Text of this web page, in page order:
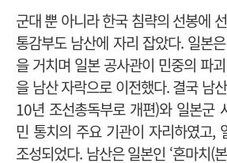
군대 뿐 아니라 한국 침략의 선봉에
통감부도 남산에 자리 잡았다. 일본
을 거치며 일본 공사관이 민중의 파
을 남산 자락으로 이전했다. 결국 남
10년 조선총독부로 개편)와 일본군
민 통치의 주요 기관이 자리하였고,
조성되었다. 남산은 일본인 ‘혼마치(